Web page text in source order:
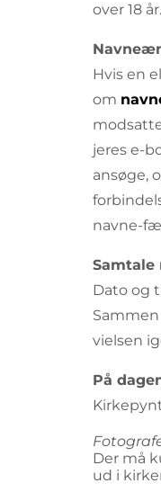
over 18 år.
Hvis en
om
jeres e-
ansøge,
navne-
Dato og
vielsen
På
Der må
ud i